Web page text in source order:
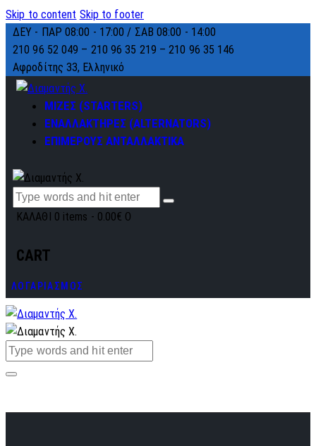
Skip to content Skip to footer
ΔΕΥ - ΠΑΡ 08:00 - 17:00 / ΣΑΒ 08:00 - 14:00
210 96 52 049 – 210 96 35 219 –210 96 35 146
Αφροδίτης 33, Ελληνικό
ΜΙΖΕΣ (STARTERS)
ΕΝΑΛΛΑΚΤΗΡΕΣ (ALTERNATORS)
ΕΠΙΜΕΡΟΥΣ ΑΝΤΑΛΛΑΚΤΙΚΑ
ΚΑΛΑΘΙ 0 items - 0.00€ 0
CART
ΛΟΓΑΡΙΑΣΜΟΣ